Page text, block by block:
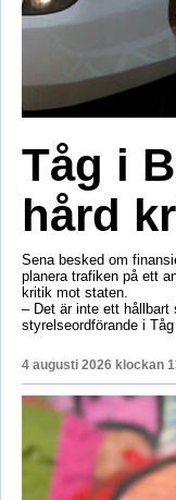
Tåg i
hård
Sena besked om
planera trafiken på ett
kritik mot staten.
– Det är inte ett
styrelseordförande i
4 augusti 2026 klockan